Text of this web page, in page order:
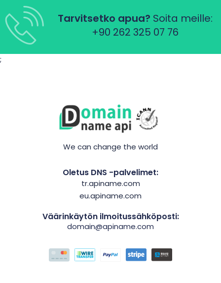
Tarvitsetko apua? Soita meille:
+90 262 325 07 76
;
We can change the world
Oletus DNS -palvelimet:
tr.apiname.com
eu.apiname.com
Väärinkäytön ilmoitussähköposti:
domain@apiname.com